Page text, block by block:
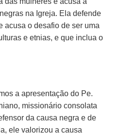
na Igreja. Ela defende
acusa o desafio de ser uma
e etnias, e que inclua o
a apresentação do Pe.
missionário consolata
da causa negra e de
ele valorizou a causa